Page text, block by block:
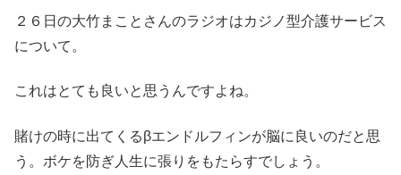
２６日の大竹まことさんのラジオはカジノ型介護サービス
について。
これはとても良いと思うんですよね。
賭けの時に出てくるβエンドルフィンが脳に良いのだと思
う。ボケを防ぎ人生に張りをもたらすでしょう。